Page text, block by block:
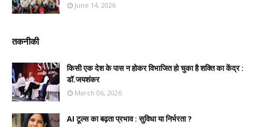
June 14, 2026
तकनीकी
किसी एक देश के पास न होकर विभाजित हो चुका है शक्ति का केंद्र :
डॉ.जयशंकर
March 06, 2026
AI टूल्स का बढ़ता प्रभाव : सुविधा या निर्भरता ?